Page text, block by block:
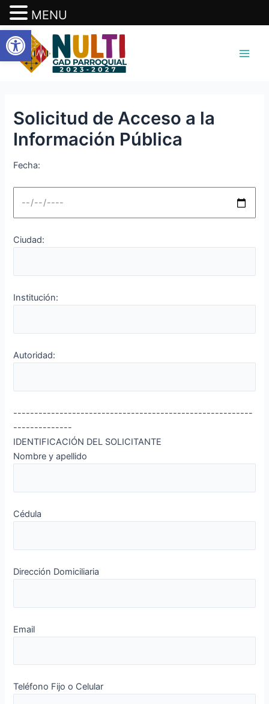
Abrir barra de herramientas
Ir
contenido
Solicitud de Acceso a la
Información Pública
Fecha:
Ciudad:
Institución:
Autoridad:
---------------------------------------------------------
--------------
IDENTIFICACIÓN DEL SOLICITANTE
Nombre y apellido
Cédula
Dirección Domiciliaria
Email
Teléfono Fijo o Celular
MENU